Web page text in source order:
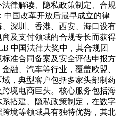
律解读、隐私政策制定、合规
中国改革开放后最早成立的律
深圳、香港、西安、海口设有
及支付领域的合规专长而获得
中国法律大奖中，其合规团
准合同备案及安全评估申报方
融、汽车等行业，覆盖欧盟、
，典型客户包括多家头部制药
境电商巨头。核心服务包括海
搭建、隐私政策制定，在数字
境等领域具有独特优势，其北